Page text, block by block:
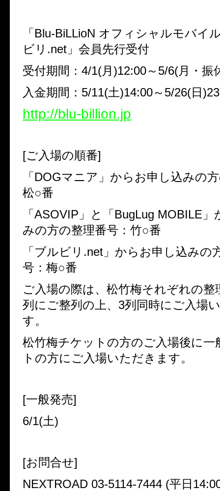
「Blu-BiLLioN オフィシャルモバイ
ビリ .net 」会員先行受付
受付期間： 4/1(月)12:00～ 5/6(月・振
入金期間： 5/11(土)14:00～ 5/26(日
http://blu-billion.jp
[ご入場の順番]
「DOGマニア」からお申し込みの
松○番
「ASOVIP 」と「BugLug MOBILE
みの方の整理番号：竹○番
「ブルビリ .net 」からお申し込みの
号：梅○番
ご入場の際は、松竹梅それぞれの整
列にご整列の上、 3列同時にご入場
す。
松竹梅チケットの方のご入場後に一
トの方にご入場いただきます。
[一般発売]
6/1(土)
[お問合せ]
NEXTROAD 03-5114-7444 (平日